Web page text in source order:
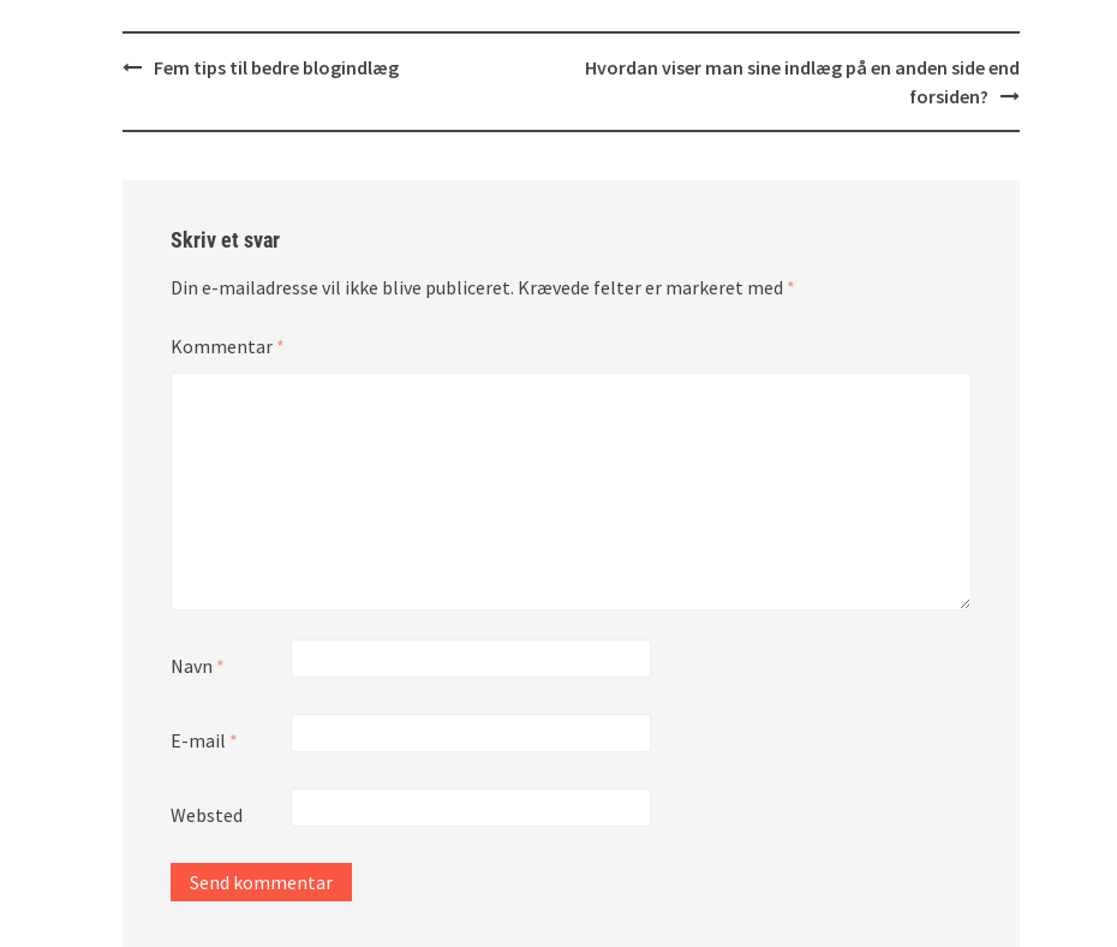
PostFem tips til bedre blogindlæg
Hvordan viser man sine indlæg på en anden side end
forsiden?
Skriv et svar
Din e-mailadresse vil ikke blive publiceret. Krævede felter er markeret med *
Kommentar *
Navn *
E-mail *
Websted